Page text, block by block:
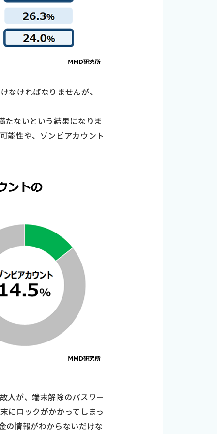
なければなりませんが、
たないという結果になりま
能性や、ゾンビアカウント
人が、端末解除のパスワー
にロックがかかってしまっ
の情報がわからないだけな